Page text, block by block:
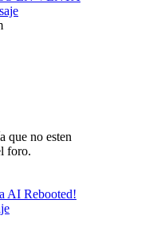
que no esten
foro.
AI Rebooted!